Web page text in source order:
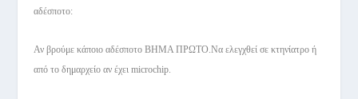
αδέσποτο:
Αν βρούμε κάποιο αδέσποτο ΒΗΜΑ ΠΡΩΤΟ.Να ελεγχθεί σε κτηνίατρο ή
από το δημαρχείο αν έχει microchip.